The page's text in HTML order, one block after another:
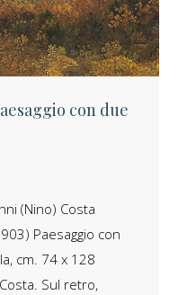
con due
(Nino) Costa
Paesaggio con
cm. 74 x 128
Sul retro,